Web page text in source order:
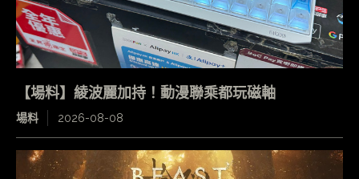
【場料】綾波麗加持！動漫聯乘都玩磁軸
場料 2026-08-08